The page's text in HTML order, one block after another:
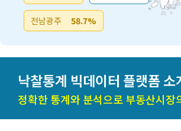
전남광주 58.7%
낙찰통계 빅데이터 플랫폼 소
정확한 통계와 분석으로 부동산시